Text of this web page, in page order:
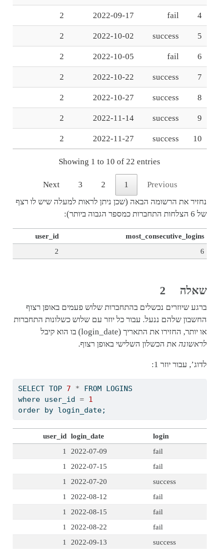
4
fail
2022-09-17
2
5
success
2022-10-02
2
6
fail
2022-10-05
2
7
success
2022-10-22
2
8
success
2022-10-27
2
9
success
2022-11-14
2
10
success
2022-11-27
2
Showing 1 to 10 of 22 entries
Previous
1
2
3
Next
נחזיר את הרשומה הבאה (שכן ניתן לראות למעלה שיש לו רצף
של 6 הצלחות התחברות כמספר הגבוה ביותר):
user_id
most_consecutive_logins
2
6
שאלה 2
ברגע שיוזרים נכשלים בהתחברות שלוש פעמים באופן רצוף
החשבון שלהם ננעל. עבור כל יוזר עם שלוש כשלונות התחברות
או יותר, החזירו את התאריך (login_date) בו הוא קיבל
לראשונה את הכשלון השלישי באופן רצוף.
לדוג’, עבור יוזר 1:
SELECT TOP 7 * FROM LOGINS
where user_id = 1
order by login_date;
user_id login_date
login
1
2022-07-09
fail
1
2022-07-15
fail
1
2022-07-20
success
1
2022-08-12
fail
1
2022-08-15
fail
1
2022-08-22
fail
1
2022-09-13 success